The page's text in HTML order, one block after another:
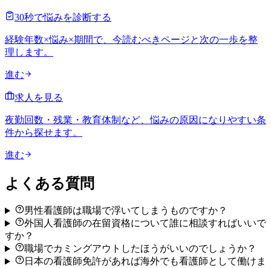
30秒で悩みを診断する
経験年数×悩み×期間で、今読むべきページと次の一歩を整
理します。
進む
求人を見る
夜勤回数・残業・教育体制など、悩みの原因になりやすい条
件から探せます。
進む
よくある質問
男性看護師は職場で浮いてしまうものですか？
外国人看護師の在留資格について誰に相談すればいいで
すか？
職場でカミングアウトしたほうがいいのでしょうか？
日本の看護師免許があれば海外でも看護師として働けま